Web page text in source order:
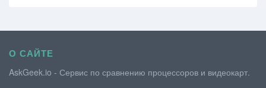
О САЙТЕ
AskGeek.io - Сервис по сравнению процессоров и видеокарт.